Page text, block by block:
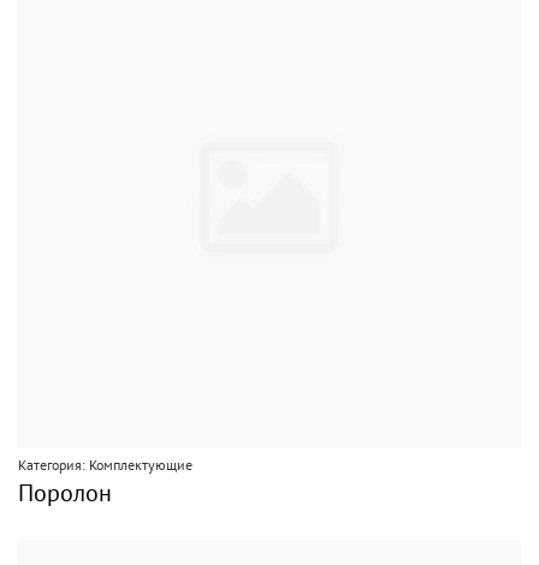
Категория: Комплектующие
Поролон